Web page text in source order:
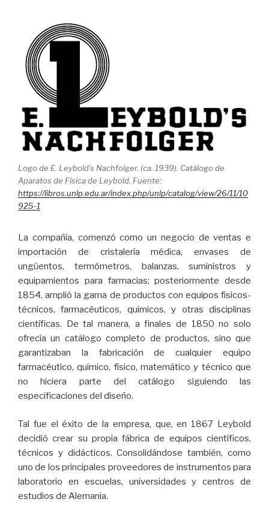
Logo de E. Leybold’s Nachfolger. (ca. 1939). Catálogo de
Aparatos de Física de Leybold. Fuente:
https://libros.unlp.edu.ar/index.php/unlp/catalog/view/26/11/10
925-1
La compañía, comenzó como un negocio de ventas e
importación de cristalería médica, envases de
ungüentos, termómetros, balanzas, suministros y
equipamientos para farmacias; posteriormente desde
1854, amplió la gama de productos con equipos físicos-
técnicos, farmacéuticos, químicos, y otras disciplinas
científicas. De tal manera, a finales de 1850 no solo
ofrecía un catálogo completo de productos, sino que
garantizaban la fabricación de cualquier equipo
farmacéutico, químico, físico, matemático y técnico que
no hiciera parte del catálogo siguiendo las
especificaciones del diseño.
Tal fue el éxito de la empresa, que, en 1867 Leybold
decidió crear su propia fábrica de equipos científicos,
técnicos y didácticos. Consolidándose también, como
uno de los principales proveedores de instrumentos para
laboratorio en escuelas, universidades y centros de
estudios de Alemania.